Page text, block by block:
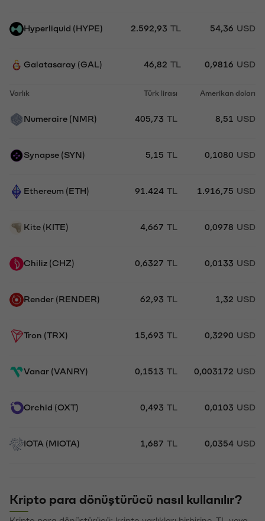
Hyperliquid (HYPE) 2.592,93 TL 54,36 USD
Galatasaray (GAL) 46,82 TL 0,9816 USD
Varlık Türk lirası Amerikan doları
Numeraire (NMR) 405,73 TL 8,51 USD
Synapse (SYN) 5,15 TL 0,1080 USD
Ethereum (ETH) 91.424 TL 1.916,75 USD
Kite (KITE) 4,667 TL 0,0978 USD
Chiliz (CHZ) 0,6327 TL 0,0133 USD
Render (RENDER) 62,93 TL 1,32 USD
Tron (TRX) 15,693 TL 0,3290 USD
Vanar (VANRY) 0,1513 TL 0,003172 USD
Orchid (OXT) 0,493 TL 0,0103 USD
IOTA (MIOTA) 1,687 TL 0,0354 USD
Kripto para dönüştürücü nasıl kullanılır?